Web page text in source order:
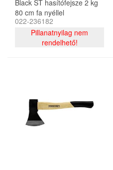
Black ST hasítófejsze 2 kg
80 cm fa nyéllel
022-236182
Pillanatnyilag nem
rendelhető!